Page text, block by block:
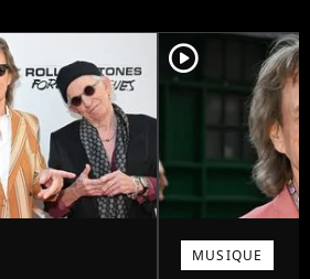
player2
MUSIQUE